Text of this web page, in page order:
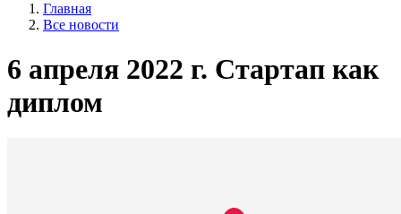
Главная
Все новости
6 апреля 2022 г. Стартап как
диплом